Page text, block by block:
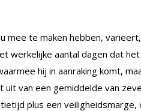
mee te maken hebben,
werkelijke aantal dagen dat
hij in aanraking komt,
van een gemiddelde van
plus een